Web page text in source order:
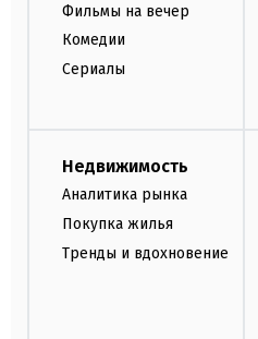
Фильмы на вечер
Комедии
Сериалы
Недвижимость
Аналитика рынка
Покупка жилья
Тренды и вдохновение